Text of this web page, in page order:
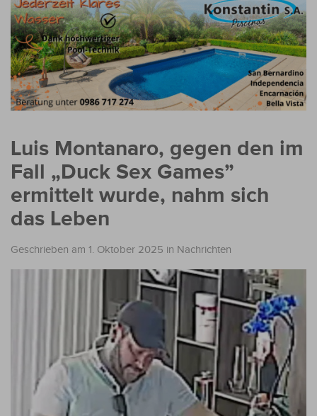
Luis Montanaro, gegen den im
Fall „Duck Sex Games”
ermittelt wurde, nahm sich
das Leben ​
Geschrieben am 1. Oktober 2025 in Nachrichten